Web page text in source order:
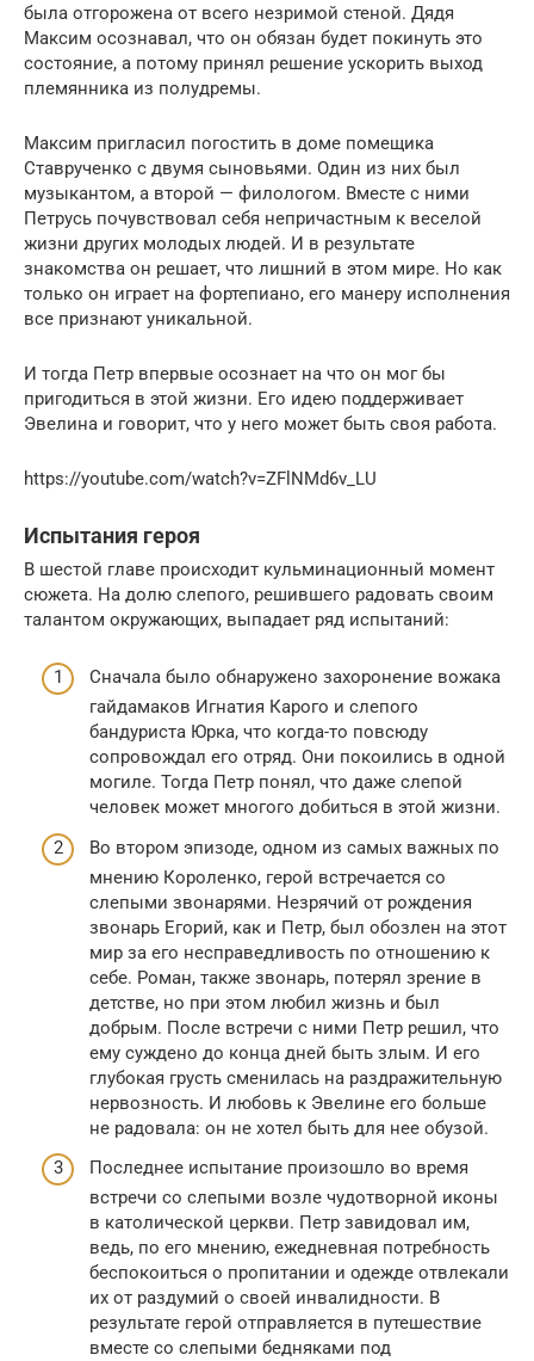
была отгорожена от всего незримой стеной. Дядя
Максим осознавал, что он обязан будет покинуть это
состояние, а потому принял решение ускорить выход
племянника из полудремы.
Максим пригласил погостить в доме помещика
Ставрученко с двумя сыновьями. Один из них был
музыкантом, а второй — филологом. Вместе с ними
Петрусь почувствовал себя непричастным к веселой
жизни других молодых людей. И в результате
знакомства он решает, что лишний в этом мире. Но как
только он играет на фортепиано, его манеру исполнения
все признают уникальной.
И тогда Петр впервые осознает на что он мог бы
пригодиться в этой жизни. Его идею поддерживает
Эвелина и говорит, что у него может быть своя работа.
https://youtube.com/watch?v=ZFlNMd6v_LU
Испытания героя
В шестой главе происходит кульминационный момент
сюжета. На долю слепого, решившего радовать своим
талантом окружающих, выпадает ряд испытаний:
Сначала было обнаружено захоронение вожака
гайдамаков Игнатия Карого и слепого
бандуриста Юрка, что когда-то повсюду
сопровождал его отряд. Они покоились в одной
могиле. Тогда Петр понял, что даже слепой
человек может многого добиться в этой жизни.
Во втором эпизоде, одном из самых важных по
мнению Короленко, герой встречается со
слепыми звонарями. Незрячий от рождения
звонарь Егорий, как и Петр, был обозлен на этот
мир за его несправедливость по отношению к
себе. Роман, также звонарь, потерял зрение в
детстве, но при этом любил жизнь и был
добрым. После встречи с ними Петр решил, что
ему суждено до конца дней быть злым. И его
глубокая грусть сменилась на раздражительную
нервозность. И любовь к Эвелине его больше
не радовала: он не хотел быть для нее обузой.
Последнее испытание произошло во время
встречи со слепыми возле чудотворной иконы
в католической церкви. Петр завидовал им,
ведь, по его мнению, ежедневная потребность
беспокоиться о пропитании и одежде отвлекали
их от раздумий о своей инвалидности. В
результате герой отправляется в путешествие
вместе со слепыми бедняками под